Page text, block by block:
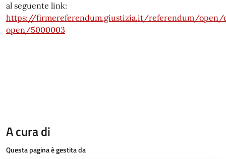
al seguente link:
https://firmereferendum.giustizia.it/referendum/open/
open/5000003
A cura di
Questa pagina è gestita da